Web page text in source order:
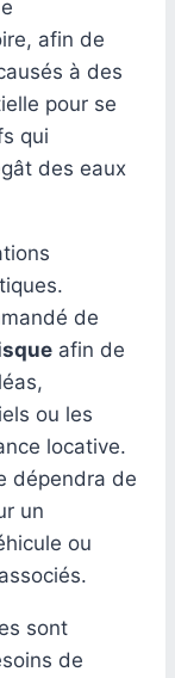
afin de
à des
pour se
qui
des eaux
de
afin de
ou les
locative.
dépendra de
un
ou
sont
de